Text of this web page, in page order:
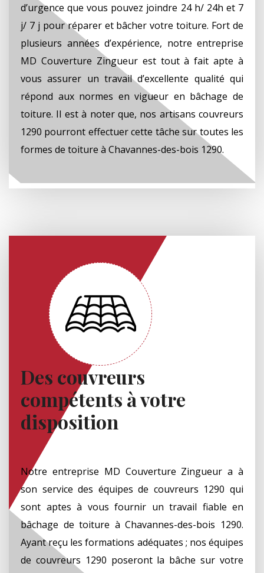
d’urgence que vous pouvez joindre 24 h/ 24h et 7
j/ 7 j pour réparer et bâcher votre toiture. Fort de
plusieurs années d’expérience, notre entreprise
MD Couverture Zingueur est tout à fait apte à
vous assurer un travail d’excellente qualité qui
répond aux normes en vigueur en bâchage de
toiture. Il est à noter que, nos artisans couvreurs
1290 pourront effectuer cette tâche sur toutes les
formes de toiture à Chavannes-des-bois 1290.
Des couvreurs
compétents à votre
disposition
Notre entreprise MD Couverture Zingueur a à
son service des équipes de couvreurs 1290 qui
sont aptes à vous fournir un travail fiable en
bâchage de toiture à Chavannes-des-bois 1290.
Ayant reçu les formations adéquates ; nos équipes
de couvreurs 1290 poseront la bâche sur votre